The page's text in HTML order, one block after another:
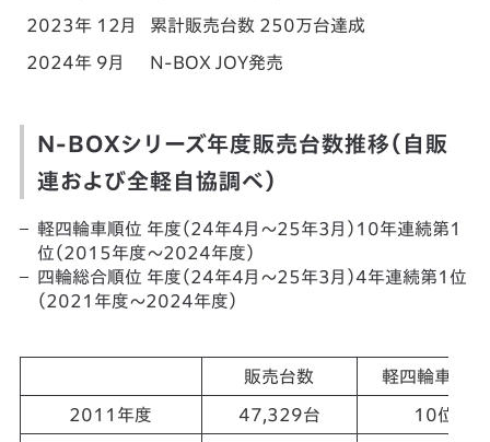
2023年 12月 累計販売台数 250万台達成
2024年 9月 N-BOX JOY発売
N-BOXシリーズ年度販売台数推移（自販
連および全軽自協調べ）
軽四輪車順位 年度（24年4月～25年3月）10年連続第1
位（2015年度～2024年度）
四輪総合順位 年度（24年4月～25年3月）4年連続第1位
（2021年度～2024年度）
販売台数 軽四輪車順位
2011年度 47,329台 10位